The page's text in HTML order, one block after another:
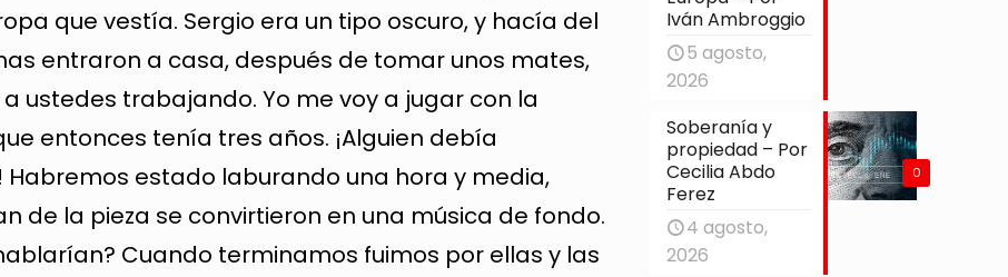
que vestía. Sergio era un tipo oscuro, y hacía del
entraron a casa, después de tomar unos mates,
a ustedes trabajando. Yo me voy a jugar con la
entonces tenía tres años. ¡Alguien debía
estado laburando una hora y media,
de la pieza se convirtieron en una música de fondo.
Cuando terminamos fuimos por ellas y las
Iván Ambroggio
5 agosto,
2026
0
Soberanía y
propiedad – Por
Cecilia Abdo
Ferez
4 agosto,
2026